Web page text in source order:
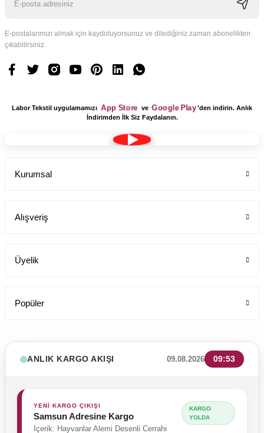
E-postalarımızı almak için kaydoluyorsunuz ve dilediğiniz zaman abonelikten
çıkabilirsiniz.
Labor Tekstil uygulamamızı App Store ve Google Play'den indirin. Anlık
İndirimden İlk Siz Faydalanın.
Kurumsal
Alışveriş
Üyelik
Popüler
ANLIK KARGO AKIŞI 09.08.2026 09:53
YENİ KARGO ÇIKIŞI
Samsun Adresine Kargo
İçerik: Hayvanlar Alemi Desenli Cerrahi
KARGO
YOLDA